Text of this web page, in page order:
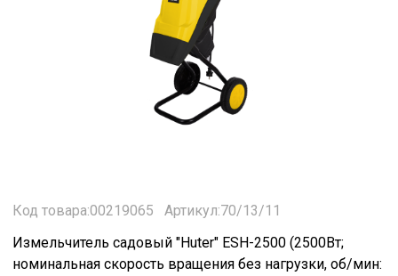
Код товара:00219065
Артикул:70/13/11
Измельчитель садовый "Huter" ESH-2500 (2500Вт;
номинальная скорость вращения без нагрузки, об/мин: